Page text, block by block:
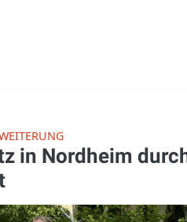
in Nordheim